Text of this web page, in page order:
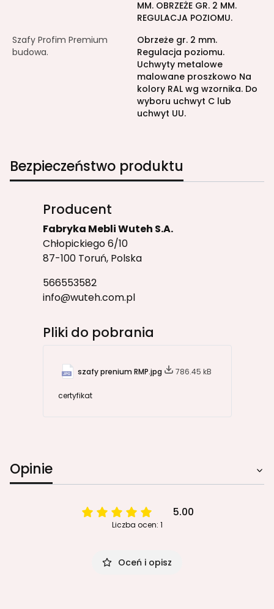
MM. OBRZEŻE GR. 2 MM.
REGULACJA POZIOMU.
Szafy Profim Premium
budowa.
Obrzeże gr. 2 mm.
Regulacja poziomu.
Uchwyty metalowe
malowane proszkowo Na
kolory RAL wg wzornika. Do
wyboru uchwyt C lub
uchwyt UU.
Bezpieczeństwo produktu
Producent
Fabryka Mebli Wuteh S.A.
Chłopickiego 6/10
87-100 Toruń, Polska
566553582
info@wuteh.com.pl
Pliki do pobrania
szafy prenium RMP.jpg 786.45 kB
certyfikat
Opinie
5.00
Liczba ocen: 1
Oceń i opisz